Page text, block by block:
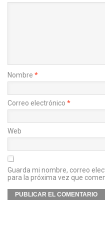
Nombre *
Correo electrónico *
Web
Guarda mi nombre, correo
para la próxima vez que